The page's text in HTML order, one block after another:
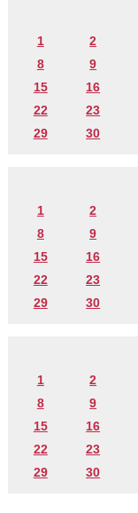
1 2
8
9
15
16
22
23
29
30
1 2
8
9
15
16
22
23
29
30
1 2
8
9
15
16
22
23
29
30